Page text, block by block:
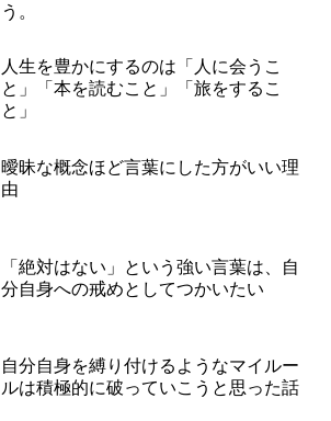
う。
人生を豊かにするのは「人に会うこ
と」「本を読むこと」「旅をするこ
と」
曖昧な概念ほど言葉にした方がいい理
由
「絶対はない」という強い言葉は、自
分自身への戒めとしてつかいたい
自分自身を縛り付けるようなマイルー
ルは積極的に破っていこうと思った話